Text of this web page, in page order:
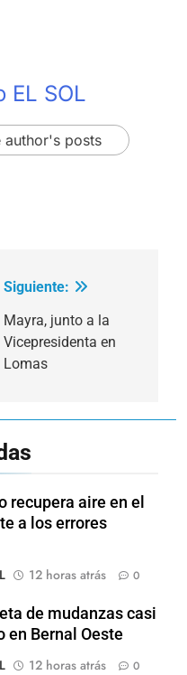
EL SOL
author's posts
Siguiente:
Mayra, junto a la
Vicepresidenta en
Lomas
recupera aire en el
a los errores
12 horas atrás 0
de mudanzas casi
en Bernal Oeste
12 horas atrás 0